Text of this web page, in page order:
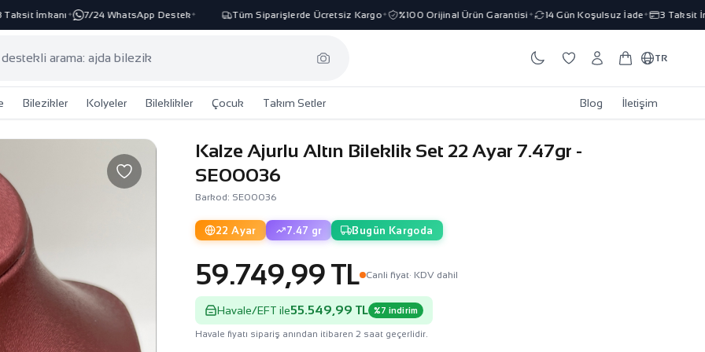
İmkanı ✦ 7/24 WhatsApp Destek✦ Tüm Siparişlerde Ücretsiz Kargo✦ %100 Orijinal Ürün Garantisi✦ 14 Gün Koşulsuz İade ✦ 3 Taksit
TR
Bilezikler Kolyeler Bileklikler Çocuk Takım Setler Blog İletişim
Kalze Ajurlu Altın Bileklik Set 22 Ayar 7.47gr -
SE00036
Barkod: SE00036
22 Ayar 7.47 gr Bugün Kargoda
59.749,99 TL Canli fiyat· KDV dahil
Havale/EFT ile55.549,99 TL %7 indirim
Havale fiyatı sipariş anından itibaren 2 saat geçerlidir.